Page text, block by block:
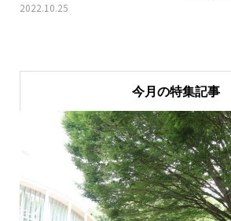
2022.10.25
今月の特集記事
